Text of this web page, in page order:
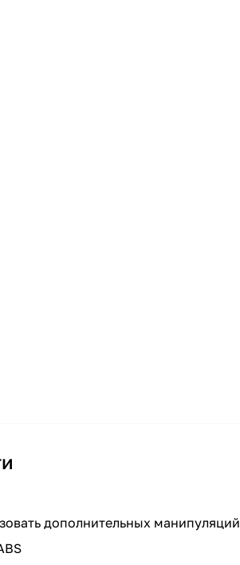
дополнительных манипуляций